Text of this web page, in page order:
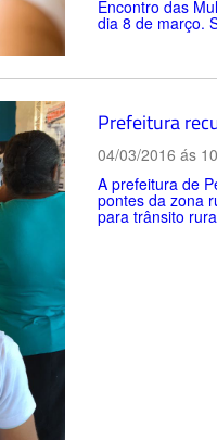
Encontro das
dia 8 de março.
Prefeitura
04/03/2016 ás
A prefeitura de
pontes da zona
para trânsito